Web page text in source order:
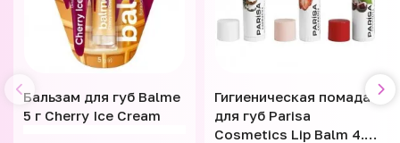
Бальзам для губ Balme
5 г Cherry Ice Cream
Гигиеническая помада
для губ Parisa
Cosmetics Lip Balm 4.5